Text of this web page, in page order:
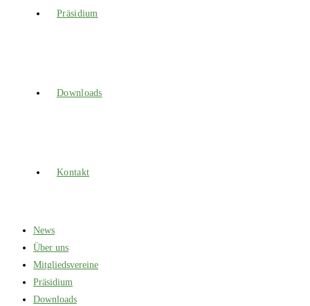
Präsidium
Downloads
Kontakt
News
Über uns
Mitgliedsvereine
Präsidium
Downloads